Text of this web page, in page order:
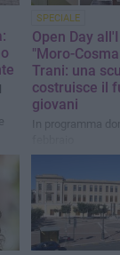
SPECIALE
Open Day
"Moro-
Trani: una
costruisce il
giovani
In programma